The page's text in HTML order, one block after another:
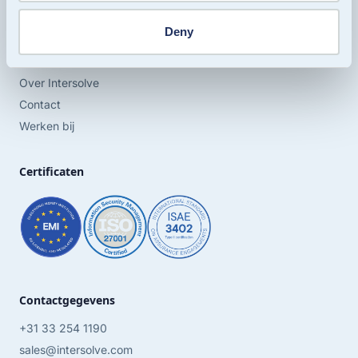
Deny
Over Intersolve
Contact
Werken bij
Certificaten
Contactgegevens
+31 33 254 1190
sales@intersolve.com